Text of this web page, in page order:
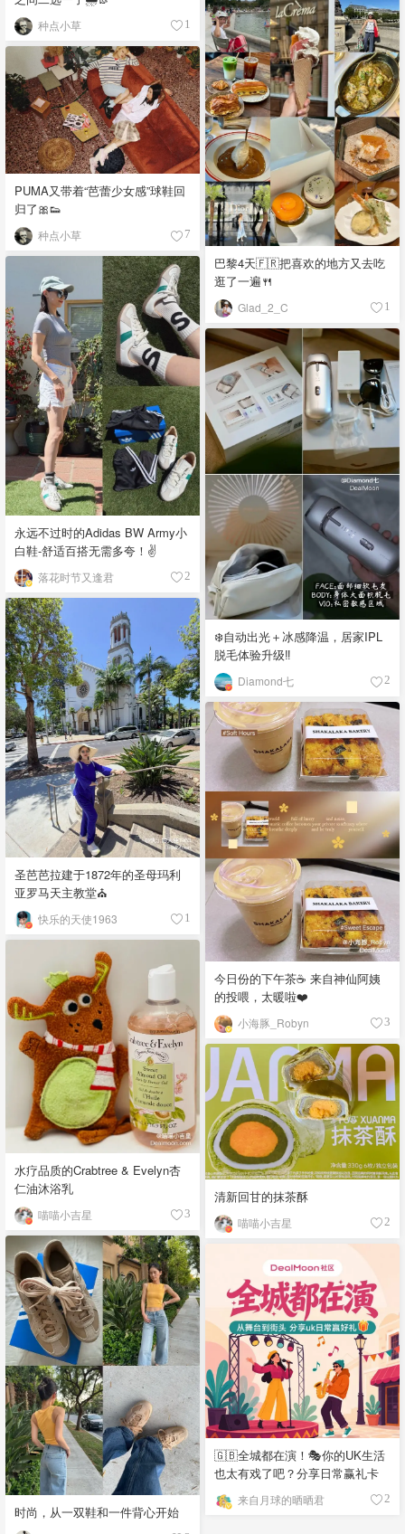
种点小草 1
巴黎4天🇫🇷把喜欢的地方又去吃
逛了一遍🍴
Glad_2_C 1
PUMA又带着“芭蕾少女感”球鞋回
归了🎀👟
种点小草 7
永远不过时的Adidas BW Army小
白鞋-舒适百搭无需多夸！✌️
落花时节又逢君 2
❄️自动出光＋冰感降温，居家IPL
脱毛体验升级‼️
Diamond七 2
圣芭芭拉建于1872年的圣母玛利
亚罗马天主教堂⛪️
快乐的天使1963 1
今日份的下午茶☕️ 来自神仙阿姨
的投喂，太暖啦❤️
小海豚_Robyn 3
水疗品质的Crabtree & Evelyn杏
仁油沐浴乳
喵喵小吉星 3
清新回甘的抹茶酥
喵喵小吉星 2
时尚，从一双鞋和一件背心开始
🇬🇧全城都在演！🎭你的UK生活
也太有戏了吧？分享日常赢礼卡
来自月球的晒晒君 2